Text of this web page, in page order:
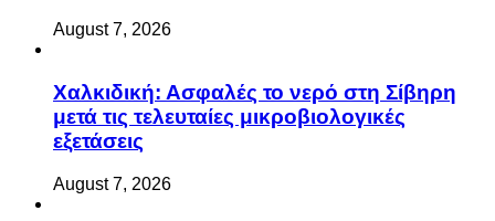
August 7, 2026
Χαλκιδική: Ασφαλές το νερό στη Σίβηρη
μετά τις τελευταίες μικροβιολογικές
εξετάσεις
August 7, 2026